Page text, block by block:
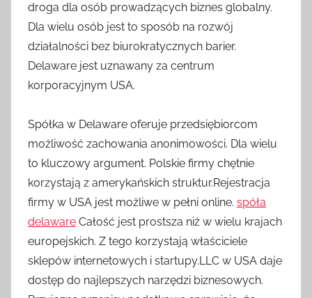
droga dla osób prowadzących biznes globalny.
Dla wielu osób jest to sposób na rozwój
działalności bez biurokratycznych barier.
Delaware jest uznawany za centrum
korporacyjnym USA.
Spółka w Delaware oferuje przedsiębiorcom
możliwość zachowania anonimowości. Dla wielu
to kluczowy argument. Polskie firmy chętnie
korzystają z amerykańskich struktur.Rejestracja
firmy w USA jest możliwe w pełni online. spóła
delaware Całość jest prostsza niż w wielu krajach
europejskich. Z tego korzystają właściciele
sklepów internetowych i startupy.LLC w USA daje
dostęp do najlepszych narzędzi biznesowych.